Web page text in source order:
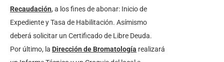
Recaudación, a los fines de abonar: Inicio de
Expediente y Tasa de Habilitación. Asímismo
deberá solicitar un Certificado de Libre Deuda.
Por último, la Dirección de Bromatología realizará